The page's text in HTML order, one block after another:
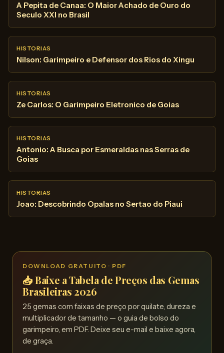
A Pepita de Canaa: O Maior Achado de Ouro do
Seculo XXI no Brasil
HISTORIAS
Nilson: Garimpeiro e Defensor dos Rios do Xingu
HISTORIAS
Ze Carlos: O Garimpeiro Eletronico de Goias
HISTORIAS
Antonio: A Busca por Esmeraldas nas Serras de
Goias
HISTORIAS
Joao: Descobrindo Opalas no Sertao do Piaui
DOWNLOAD GRATUITO · PDF
📥 Baixe a Tabela de Preços das Gemas
Brasileiras 2026
25 gemas com faixas de preço por quilate, dureza e
multiplicador de tamanho — o guia de bolso do
garimpeiro, em PDF. Deixe seu e-mail e baixe agora,
de graça.